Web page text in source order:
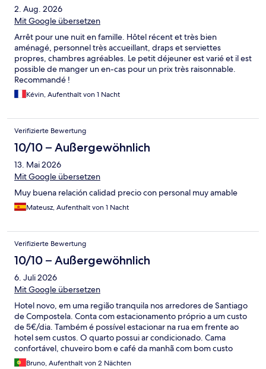
2. Aug. 2026
Mit Google übersetzen
Arrêt pour une nuit en famille. Hôtel récent et très bien
aménagé, personnel très accueillant, draps et serviettes
propres, chambres agréables. Le petit déjeuner est varié et il est
possible de manger un en-cas pour un prix très raisonnable.
Recommandé !
Kévin, Aufenthalt von 1 Nacht
Verifizierte Bewertung
10/10 – Außergewöhnlich
13. Mai 2026
Mit Google übersetzen
Muy buena relación calidad precio con personal muy amable
Mateusz, Aufenthalt von 1 Nacht
Verifizierte Bewertung
10/10 – Außergewöhnlich
6. Juli 2026
Mit Google übersetzen
Hotel novo, em uma região tranquila nos arredores de Santiago
de Compostela. Conta com estacionamento próprio a um custo
de 5€/dia. Também é possível estacionar na rua em frente ao
hotel sem custos. O quarto possui ar condicionado. Cama
confortável, chuveiro bom e café da manhã com bom custo
benefício.
Bruno, Aufenthalt von 2 Nächten